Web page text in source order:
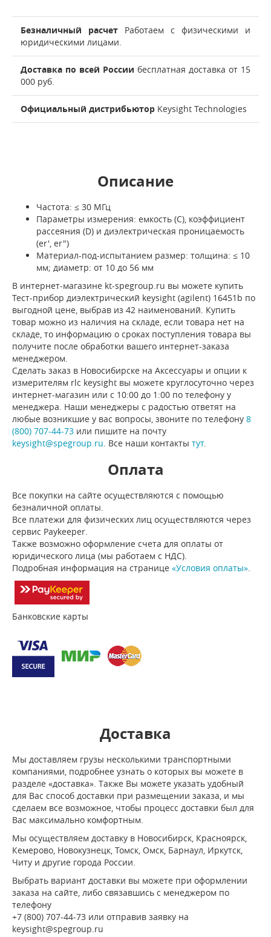
Безналичный расчет Работаем с физическими и
юридическими лицами.
Доставка по всей России бесплатная доставка от 15
000 руб.
Официальный дистрибьютор Keysight Technologies
Описание
Частота: ≤ 30 МГц
Параметры измерения: емкость (C), коэффициент
рассеяния (D) и диэлектрическая проницаемость
(er', er")
Материал-под-испытанием размер: толщина: ≤ 10
мм; диаметр: от 10 до 56 мм
В интернет-магазине kt-spegroup.ru вы можете купить
Тест-прибор диэлектрический keysight (agilent) 16451b по
выгодной цене, выбрав из 42 наименований. Купить
товар можно из наличия на складе, если товара нет на
складе, то информацию о сроках поступления товара вы
получите после обработки вашего интернет-заказа
менеджером.
Сделать заказ в Новосибирске на Аксессуары и опции к
измерителям rlc keysight вы можете круглосуточно через
интернет-магазин или с 10:00 до 1:00 по телефону у
менеджера. Наши менеджеры с радостью ответят на
любые возникшие у вас вопросы, звоните по телефону 8
(800) 707-44-73 или пишите на почту
keysight@spegroup.ru. Все наши контакты тут.
Оплата
Все покупки на сайте осуществляются с помощью
безналичной оплаты.
Все платежи для физических лиц осуществляются через
сервис Paykeeper.
Также возможно оформление счета для оплаты от
юридического лица (мы работаем с НДС).
Подробная информация на странице «Условия оплаты».
Банковские карты
Доставка
Мы доставляем грузы несколькими транспортными
компаниями, подробнее узнать о которых вы можете в
разделе «доставка». Также Вы можете указать удобный
для Вас способ доставки при размещении заказа, и мы
сделаем все возможное, чтобы процесс доставки был для
Вас максимально комфортным.
Мы осуществляем доставку в Новосибирск, Красноярск,
Кемерово, Новокузнецк, Томск, Омск, Барнаул, Иркутск,
Читу и другие города России.
Выбрать вариант доставки вы можете при оформлении
заказа на сайте, либо связавшись с менеджером по
телефону
+7 (800) 707-44-73 или отправив заявку на
keysight@spegroup.ru